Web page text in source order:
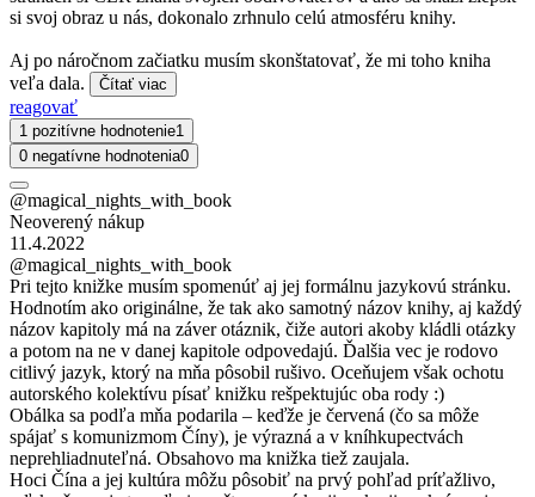
si svoj obraz u nás, dokonalo zrhnulo celú atmosféru knihy.
Aj po náročnom začiatku musím skonštatovať, že mi toho kniha
veľa dala.
Čítať viac
reagovať
1 pozitívne hodnotenie1
0 negatívne hodnotenia0
@magical_nights_with_book
Neoverený nákup
11.4.2022
@magical_nights_with_book
Pri tejto knižke musím spomenúť aj jej formálnu jazykovú stránku.
Hodnotím ako originálne, že tak ako samotný názov knihy, aj každý
názov kapitoly má na záver otáznik, čiže autori akoby kládli otázky
a potom na ne v danej kapitole odpovedajú. Ďalšia vec je rodovo
citlivý jazyk, ktorý na mňa pôsobil rušivo. Oceňujem však ochotu
autorského kolektívu písať knižku rešpektujúc oba rody :)
Obálka sa podľa mňa podarila – keďže je červená (čo sa môže
spájať s komunizmom Číny), je výrazná a v kníhkupectvách
neprehliadnuteľná. Obsahovo ma knižka tiež zaujala.
Hoci Čína a jej kultúra môžu pôsobiť na prvý pohľad príťažlivo,